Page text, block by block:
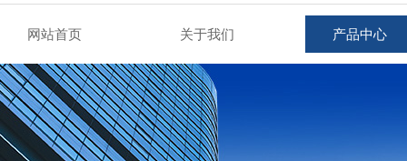
网站首页 关于我们 产品中心